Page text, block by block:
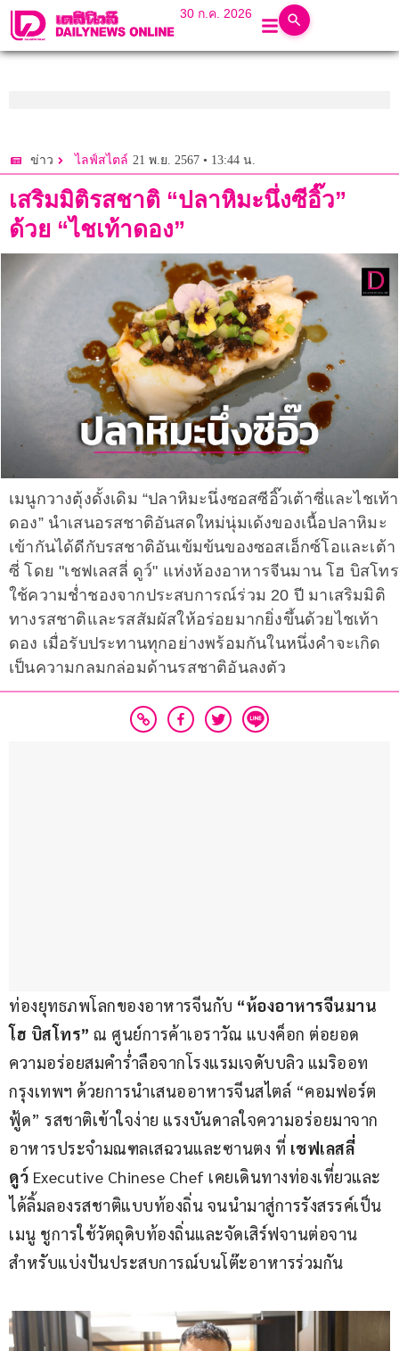
30 ก.ค. 2026
ข่าว ไลฟ์สไตล์ 21 พ.ย. 2567 • 13:44 น.
เสริมมิติรสชาติ “ปลาหิมะนึ่งซีอิ๊ว”
ด้วย “ไชเท้าดอง”
เมนูกวางตุ้งดั้งเดิม “ปลาหิมะนึ่งซอสซีอิ๊วเต้าซี่และไชเท้า
ดอง” นำเสนอรสชาติอันสดใหม่นุ่มเด้งของเนื้อปลาหิมะ
เข้ากันได้ดีกับรสชาติอันเข้มข้นของซอสเอ็กซ์โอและเต้า
ซี่ โดย "เชฟเลสลี่ ดูว์" แห่งห้องอาหารจีนมาน โฮ บิสโทร
ใช้ความช่ำชองจากประสบการณ์ร่วม 20 ปี มาเสริมมิติ
ทางรสชาติและรสสัมผัสให้อร่อยมากยิ่งขึ้นด้วยไชเท้า
ดอง เมื่อรับประทานทุกอย่างพร้อมกันในหนึ่งคำจะเกิด
เป็นความกลมกล่อมด้านรสชาติอันลงตัว
ท่องยุทธภพโลกของอาหารจีนกับ “ห้องอาหารจีนมาน
โฮ บิสโทร” ณ ศูนย์การค้าเอราวัณ แบงค็อก ต่อยอด
ความอร่อยสมคำร่ำลือจากโรงแรมเจดับบลิว แมริออท
กรุงเทพฯ ด้วยการนำเสนออาหารจีนสไตล์ “คอมฟอร์ต
ฟู้ด” รสชาติเข้าใจง่าย แรงบันดาลใจความอร่อยมาจาก
อาหารประจำมณฑลเสฉวนและซานตง ที่ เชฟเลสลี่
ดูว์ Executive Chinese Chef เคยเดินทางท่องเที่ยวและ
ได้ลิ้มลองรสชาติแบบท้องถิ่น จนนำมาสู่การรังสรรค์เป็น
เมนู ชูการใช้วัตถุดิบท้องถิ่นและจัดเสิร์ฟจานต่อจาน
สำหรับแบ่งปันประสบการณ์บนโต๊ะอาหารร่วมกัน